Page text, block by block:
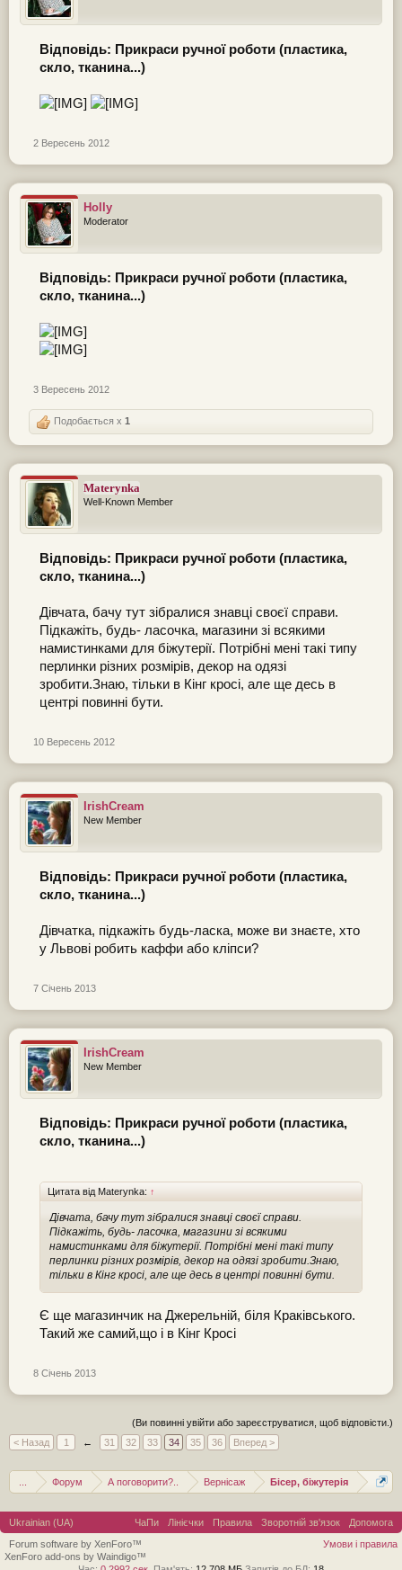
Відповідь: Прикраси ручної роботи (пластика,
скло, тканина...)
2 Вересень 2012
Holly
Moderator
Відповідь: Прикраси ручної роботи (пластика,
скло, тканина...)
3 Вересень 2012
Подобається x 1
Materynka
Well-Known Member
Відповідь: Прикраси ручної роботи (пластика,
скло, тканина...)
Дівчата, бачу тут зібралися знавці своєї справи.
Підкажіть, будь- ласочка, магазини зі всякими
намистинками для біжутерії. Потрібні мені такі типу
перлинки різних розмірів, декор на одязі
зробити.Знаю, тільки в Кінг кросі, але ще десь в
центрі повинні бути.
10 Вересень 2012
IrishCream
New Member
Відповідь: Прикраси ручної роботи (пластика,
скло, тканина...)
Дівчатка, підкажіть будь-ласка, може ви знаєте, хто
у Львові робить каффи або кліпси?
7 Січень 2013
IrishCream
New Member
Відповідь: Прикраси ручної роботи (пластика,
скло, тканина...)
Цитата від Materynka: ↑
Дівчата, бачу тут зібралися знавці своєї справи.
Підкажіть, будь- ласочка, магазини зі всякими
намистинками для біжутерії. Потрібні мені такі типу
перлинки різних розмірів, декор на одязі зробити.Знаю,
тільки в Кінг кросі, але ще десь в центрі повинні бути.
Є ще магазинчик на Джерельній, біля Краківського.
Такий же самий,що і в Кінг Кросі
8 Січень 2013
(Ви повинні увійти або зареєструватися, щоб відповісти.)
< Назад
1 ← 31 32 33 34 35 36 Вперед >
Форум А поговорити?.. Вернісаж Бісер, біжутерія
Ukrainian (UA) ЧаПи Лінієчки Правила Зворотній зв'язок
Допомога
Умови і правила
Forum software by XenForo™
XenForo add-ons by Waindigo™